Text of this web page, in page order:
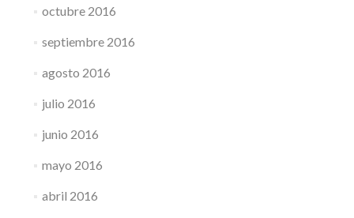
octubre 2016
septiembre 2016
agosto 2016
julio 2016
junio 2016
mayo 2016
abril 2016